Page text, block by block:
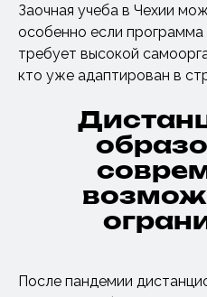
Заочная учеба в Чехии
особенно если программа
требует высокой
кто уже адаптирован в
После пандемии